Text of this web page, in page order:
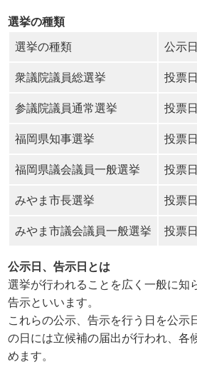
選挙の種類
選挙の種類 公示
衆議院議員総選挙 投票
参議院議員通常選挙 投票
福岡県知事選挙 投票
福岡県議会議員一般選挙 投票
みやま市長選挙 投票
みやま市議会議員一般選挙 投票
公示日、告示日とは
選挙が行われることを広く一般に知
告示といいます。
これらの公示、告示を行う日を公示
の日には立候補の届出が行われ、各
めます。